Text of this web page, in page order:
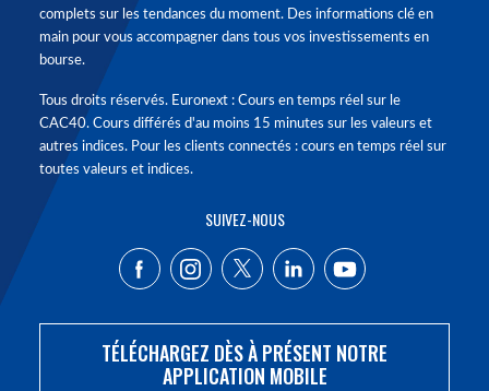
complets sur les tendances du moment. Des informations clé en
main pour vous accompagner dans tous vos investissements en
bourse.
Tous droits réservés. Euronext : Cours en temps réel sur le
CAC40. Cours différés d'au moins 15 minutes sur les valeurs et
autres indices. Pour les clients connectés : cours en temps réel sur
toutes valeurs et indices.
SUIVEZ-NOUS
TÉLÉCHARGEZ DÈS À PRÉSENT NOTRE
APPLICATION MOBILE